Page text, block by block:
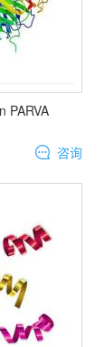
PARVA
咨询